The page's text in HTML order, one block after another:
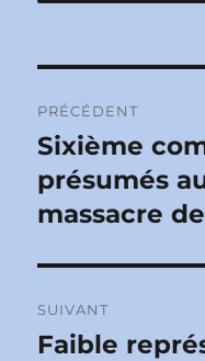
de
l’article
PRÉCÉDENT
Publication
précédente :
Sixième
présumés
massacre
SUIVANT
Publication
Faible